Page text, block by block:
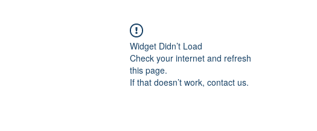
Widget Didn’t Load
Check your internet and refresh
this page.
If that doesn’t work, contact us.